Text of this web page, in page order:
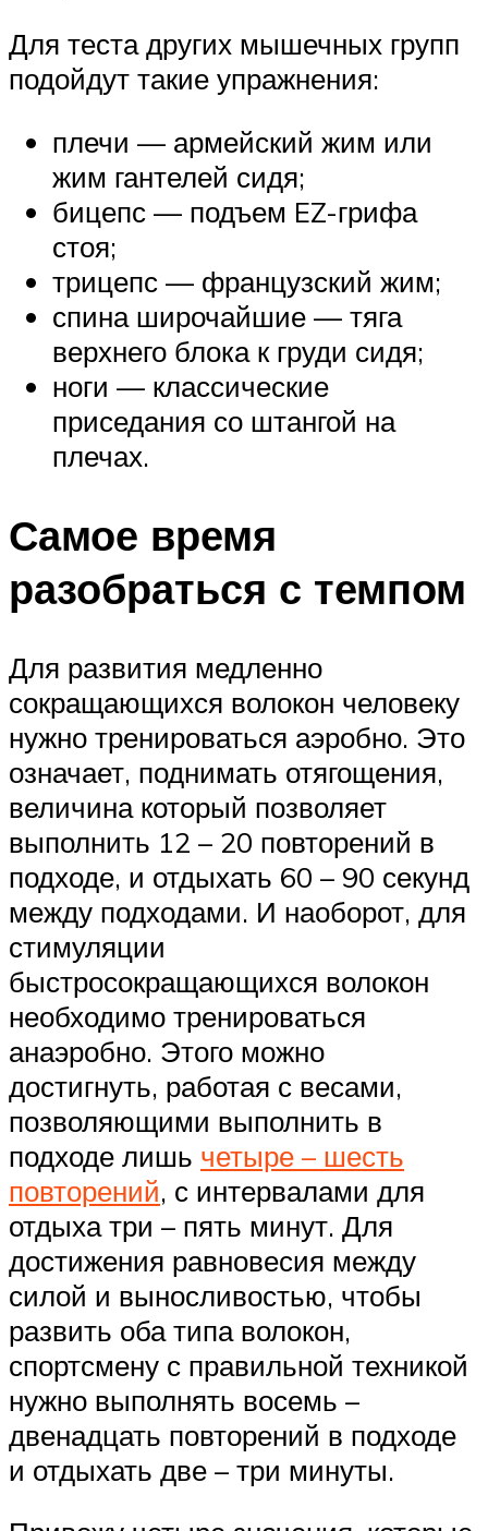
Для теста других мышечных групп
подойдут такие упражнения:
плечи — армейский жим или
жим гантелей сидя;
бицепс — подъем EZ-грифа
стоя;
трицепс — французский жим;
спина широчайшие — тяга
верхнего блока к груди сидя;
ноги — классические
приседания со штангой на
плечах.
Самое время
разобраться с темпом
Для развития медленно
сокращающихся волокон человеку
нужно тренироваться аэробно. Это
означает, поднимать отягощения,
величина который позволяет
выполнить 12 – 20 повторений в
подходе, и отдыхать 60 – 90 секунд
между подходами. И наоборот, для
стимуляции
быстросокращающихся волокон
необходимо тренироваться
анаэробно. Этого можно
достигнуть, работая с весами,
позволяющими выполнить в
подходе лишь четыре – шесть
повторений, с интервалами для
отдыха три – пять минут. Для
достижения равновесия между
силой и выносливостью, чтобы
развить оба типа волокон,
спортсмену с правильной техникой
нужно выполнять восемь –
двенадцать повторений в подходе
и отдыхать две – три минуты.